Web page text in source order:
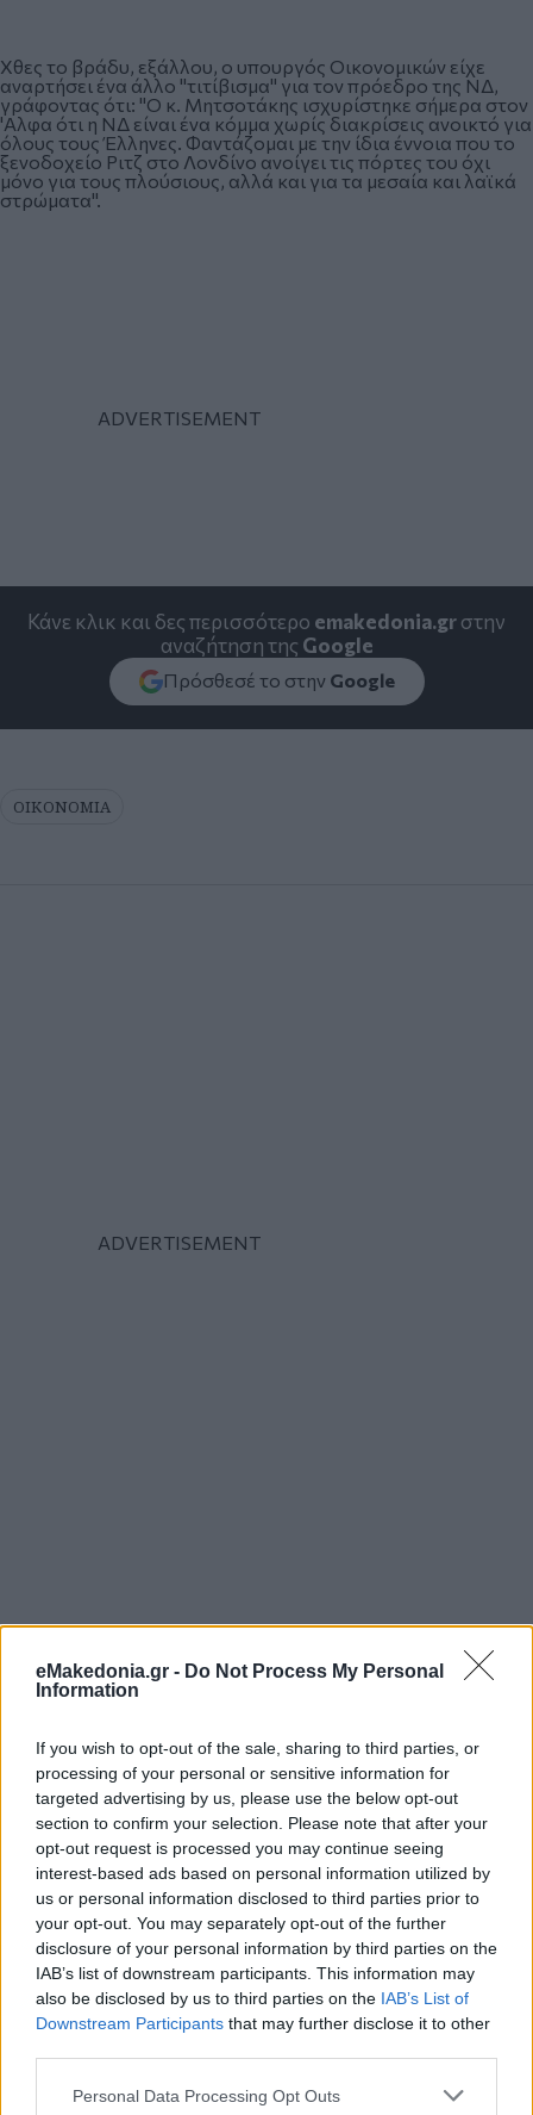
eMakedonia.gr - Do Not Process My Personal
Information
If you wish to opt-out of the sale, sharing to third parties, or
processing of your personal or sensitive information for
targeted advertising by us, please use the below opt-out
section to confirm your selection. Please note that after your
opt-out request is processed you may continue seeing
interest-based ads based on personal information utilized by
us or personal information disclosed to third parties prior to
your opt-out. You may separately opt-out of the further
disclosure of your personal information by third parties on the
IAB’s list of downstream participants. This information may
also be disclosed by us to third parties on the IAB’s List of
Downstream Participants that may further disclose it to other
Please note that this website/app uses one or more Google
Personal Data Processing Opt Outs
Χθες το βράδυ, εξάλλου, ο υπουργός Οικονομικών είχε
αναρτήσει ένα άλλο "τιτίβισμα" για τον πρόεδρο της ΝΔ,
γράφοντας ότι: "Ο κ. Μητσοτάκης ισχυρίστηκε σήμερα στον
'Αλφα ότι η ΝΔ είναι ένα κόμμα χωρίς διακρίσεις ανοικτό για
όλους τους Έλληνες. Φαντάζομαι με την ίδια έννοια που το
ξενοδοχείο Ριτζ στο Λονδίνο ανοίγει τις πόρτες του όχι
μόνο για τους πλούσιους, αλλά και για τα μεσαία και λαϊκά
στρώματα".
Κάνε κλικ και δες περισσότερο emakedonia.grστην
αναζήτηση της Google
Πρόσθεσέ το στην Google
ΟΙΚΟΝΟΜΙΑ